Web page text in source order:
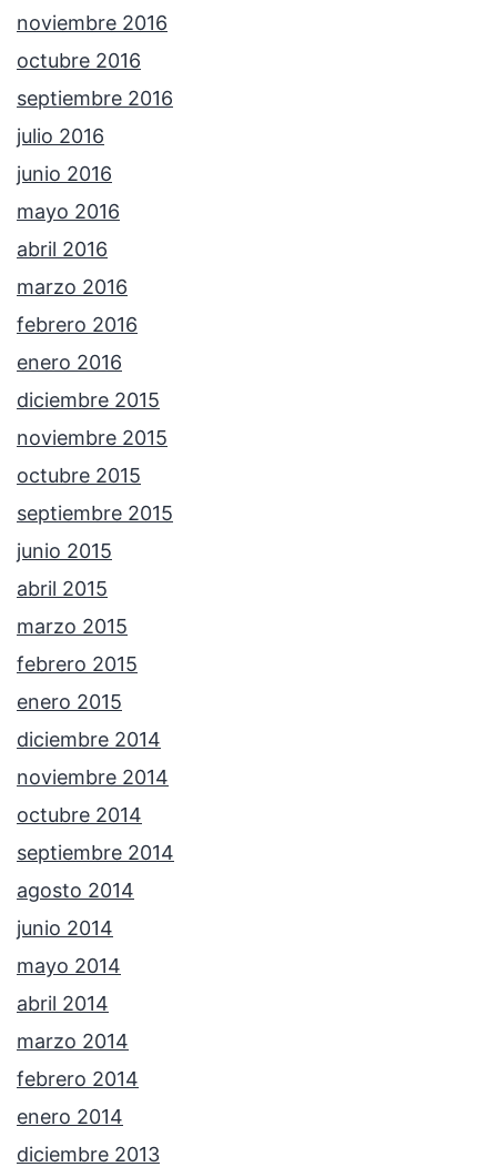
noviembre 2016
octubre 2016
septiembre 2016
julio 2016
junio 2016
mayo 2016
abril 2016
marzo 2016
febrero 2016
enero 2016
diciembre 2015
noviembre 2015
octubre 2015
septiembre 2015
junio 2015
abril 2015
marzo 2015
febrero 2015
enero 2015
diciembre 2014
noviembre 2014
octubre 2014
septiembre 2014
agosto 2014
junio 2014
mayo 2014
abril 2014
marzo 2014
febrero 2014
enero 2014
diciembre 2013